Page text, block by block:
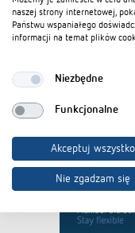
CE declaration of
conformity
Karta danych
naszej strony internetowej,
Państwu wspaniałego
informacji na temat plików
Niezbędne
Funkcjonalne
Akceptuj wszystko
Nie zgadzam się